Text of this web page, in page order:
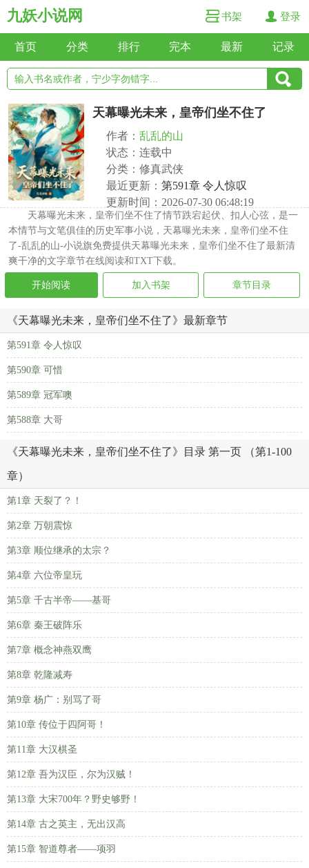
九妖小说网 书架 登录
首页 分类 排行 完本 最新 记录
天幕曝光未来，皇帝们坐不住了
作者： 乱乱的山
状态：连载中
分类：修真武侠
最近更新： 第591章 令人惊叹
更新时间：2026-07-30 06:48:19
天幕曝光未来，皇帝们坐不住了情节跌宕起伏、扣人心弦，是一
本情节与文笔俱佳的历史军事小说，天幕曝光未来，皇帝们坐不住
了-乱乱的山-小说旗免费提供天幕曝光未来，皇帝们坐不住了最新清
爽干净的文字章节在线阅读和TXT下载。
开始阅读 加入书架 章节目录
《天幕曝光未来，皇帝们坐不住了》最新章节
第591章 令人惊叹
第590章 可惜
第589章 冠军噢
第588章 大哥
《天幕曝光未来，皇帝们坐不住了》目录 第一页 （第1-100
章）
第1章 天裂了？！
第2章 万朝震惊
第3章 顺位继承的太宗？
第4章 六位帝皇玩
第5章 千古半帝——基哥
第6章 秦王破阵乐
第7章 概念神燕双鹰
第8章 乾隆减寿
第9章 杨广：别骂了哥
第10章 传位于四阿哥！
第11章 大汉棋圣
第12章 吾为汉臣，尔为汉贼！
第13章 大宋700年？野史够野！
第14章 古之英主，无出汉高
第15章 智道尊者——项羽